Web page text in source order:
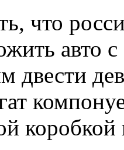
что
авто
двести